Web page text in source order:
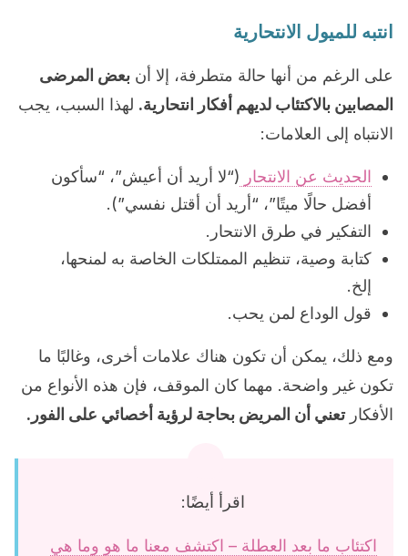
انتبه للميول الانتحارية
على الرغم من أنها حالة متطرفة، إلا أن بعض المرضى
المصابين بالاكتئاب لديهم أفكار انتحارية. لهذا السبب، يجب
الانتباه إلى العلامات:
الحديث عن الانتحار (“لا أريد أن أعيش”، “سأكون
أفضل حالًا ميتًا”، “أريد أن أقتل نفسي”).
التفكير في طرق الانتحار.
كتابة وصية، تنظيم الممتلكات الخاصة به لمنحها،
إلخ.
قول الوداع لمن يحب.
ومع ذلك، يمكن أن تكون هناك علامات أخرى، وغالبًا ما
تكون غير واضحة. مهما كان الموقف، فإن هذه الأنواع من
الأفكارتعني أن المريض بحاجة لرؤية أخصائي على الفور.
اقرأ أيضًا:
اكتئاب ما بعد العطلة – اكتشف معنا ما هو وما هي